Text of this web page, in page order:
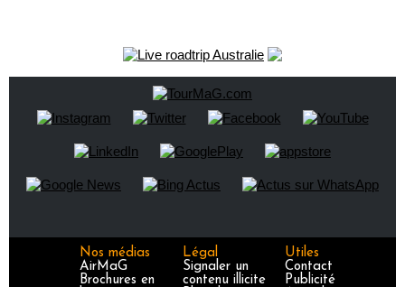
Nos médias
AirMaG
Brochures en
Légal
Signaler un
contenu illicite
Utiles
Contact
Publicité